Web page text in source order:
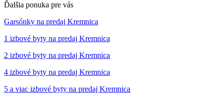
Ďalšia ponuka pre vás
Garsónky na predaj Kremnica
1 izbové byty na predaj Kremnica
2 izbové byty na predaj Kremnica
4 izbové byty na predaj Kremnica
5 a viac izbové byty na predaj Kremnica